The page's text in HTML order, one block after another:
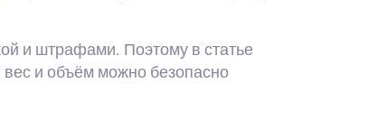
и штрафами. Поэтому в статье
и объём можно безопасно